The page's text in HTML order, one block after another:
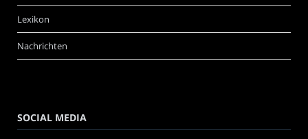
Lexikon
Nachrichten
SOCIAL MEDIA